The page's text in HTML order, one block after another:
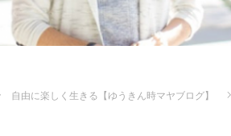
自由に楽しく生きる【ゆうきん時マヤブログ】